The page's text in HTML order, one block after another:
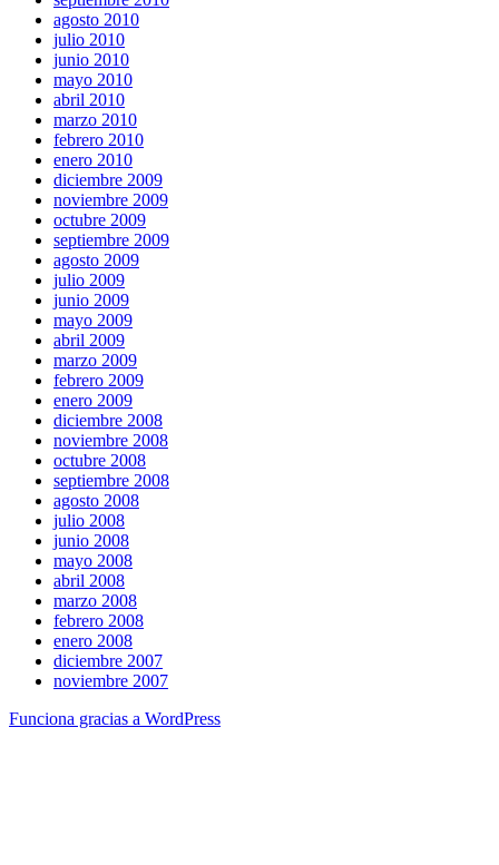
agosto 2010
julio 2010
junio 2010
mayo 2010
abril 2010
marzo 2010
febrero 2010
enero 2010
diciembre 2009
noviembre 2009
octubre 2009
septiembre 2009
agosto 2009
julio 2009
junio 2009
mayo 2009
abril 2009
marzo 2009
febrero 2009
enero 2009
diciembre 2008
noviembre 2008
octubre 2008
septiembre 2008
agosto 2008
julio 2008
junio 2008
mayo 2008
abril 2008
marzo 2008
febrero 2008
enero 2008
diciembre 2007
noviembre 2007
Funciona gracias a WordPress